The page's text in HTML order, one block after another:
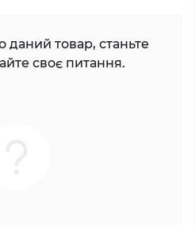
даний товар, станьте
своє питання.